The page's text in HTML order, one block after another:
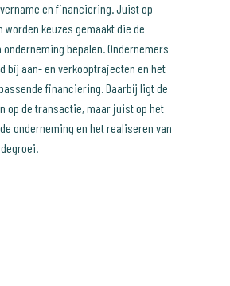
en financiering. Juist op
worden keuzes gemaakt die de
onderneming bepalen. Ondernemers
bij aan- en verkooptrajecten en het
financiering. Daarbij ligt de
op de transactie, maar juist op het
onderneming en het realiseren van